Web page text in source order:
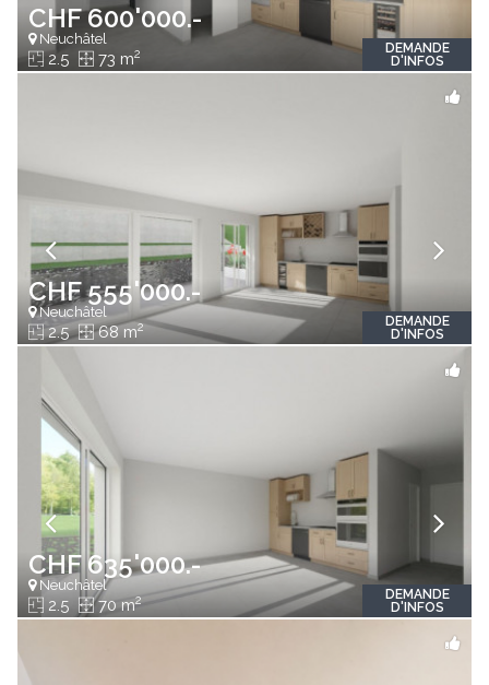
CHF 600'000.-
Neuchâtel
2.5 73 m2
DEMANDE
D'INFOS
CHF 555'000.-
Neuchâtel
2.5 68 m2
DEMANDE
D'INFOS
CHF 635'000.-
Neuchâtel
2.5 70 m2
DEMANDE
D'INFOS